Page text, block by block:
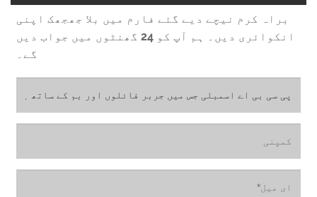
کرم نیچے دیے گئے فارم میں بلا جھجھک اپنی
انکوائری دیں۔ ہم آپ کو 24 گھنٹوں میں جواب دیں